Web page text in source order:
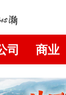
司 商业